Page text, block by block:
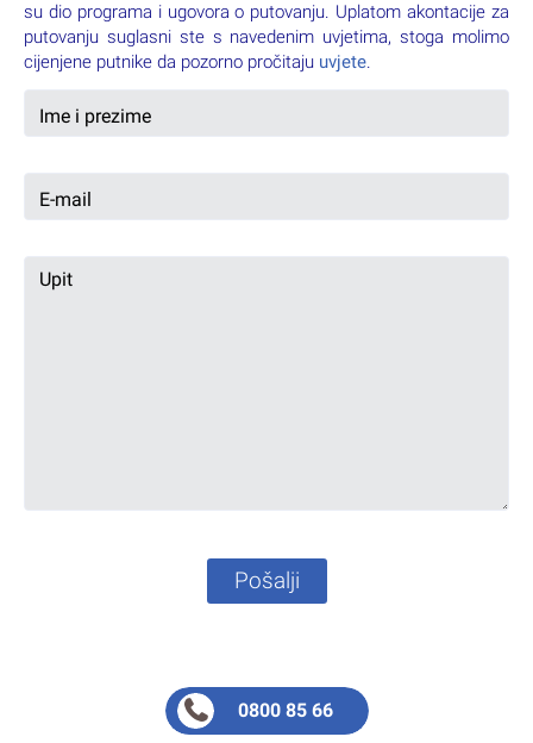
su dio programa i ugovora o putovanju. Uplatom akontacije za
putovanju suglasni ste s navedenim uvjetima, stoga molimo
cijenjene putnike da pozorno pročitaju uvjete.
Pošalji
0800 85 66